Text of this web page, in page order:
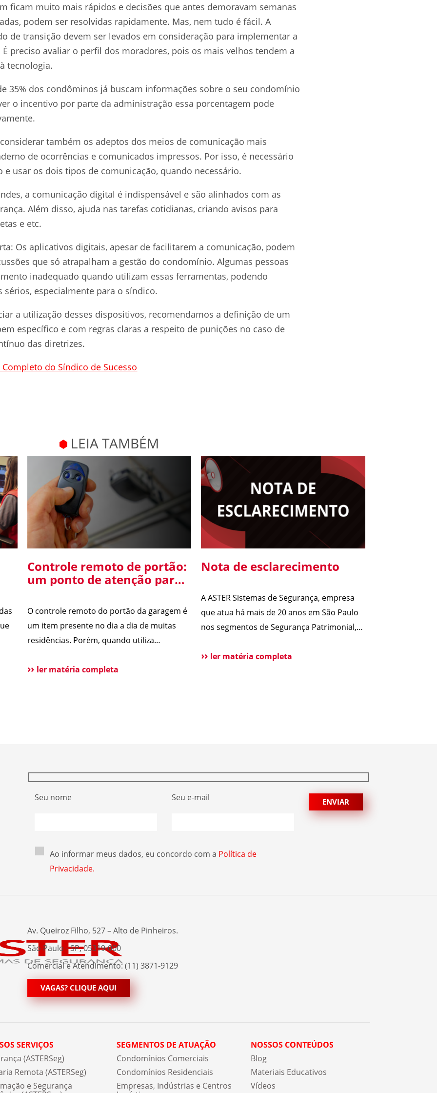
ficam muito mais rápidos e decisões que antes demoravam semanas
podem ser resolvidas rapidamente. Mas, nem tudo é fácil. A
de transição devem ser levados em consideração para implementar a
preciso avaliar o perfil dos moradores, pois os mais velhos tendem a
tecnologia.
35% dos condôminos já buscam informações sobre o seu condomínio
o incentivo por parte da administração essa porcentagem pode
também os adeptos dos meios de comunicação mais
de ocorrências e comunicados impressos. Por isso, é necessário
usar os dois tipos de comunicação, quando necessário.
a comunicação digital é indispensável e são alinhados com as
Além disso, ajuda nas tarefas cotidianas, criando avisos para
e etc.
Os aplicativos digitais, apesar de facilitarem a comunicação, podem
que só atrapalham a gestão do condomínio. Algumas pessoas
inadequado quando utilizam essas ferramentas, podendo
sérios, especialmente para o síndico.
a utilização desses dispositivos, recomendamos a definição de um
específico e com regras claras a respeito de punições no caso de
das diretrizes.
Completo do Síndico de Sucesso
LEIA TAMBÉM
Controle remoto de portão:
um ponto de atenção para
residência
O controle remoto do portão da garagem é
um item presente no dia a dia de muitas
residências. Porém, quando utiliza
vulnerabilidade de segurança. Alguns
ler matéria completa
Nota de esclarecimento
A ASTER Sistemas de Segurança, empresa
que atua há mais de 20 anos em São Paulo
nos segmentos de Segurança Patrimonial,
a público esclarecer que não possui
ler matéria completa
Seu nome Seu e-mail
Ao informar meus dados, eu concordo com a Política de
Privacidade.
Av. Queiroz Filho, 527 – Alto de Pinheiros.
São Paulo - SP, 05319-000
Comercial e Atendimento: (11) 3871-9129
VAGAS? CLIQUE AQUI
SERVIÇOS
(ASTERSeg)
Remota (ASTERSeg)
e Segurança
SEGMENTOS DE ATUAÇÃO
Condomínios Comerciais
Condomínios Residenciais
Empresas, Indústrias e Centros
NOSSOS CONTEÚDOS
Blog
Materiais Educativos
Vídeos